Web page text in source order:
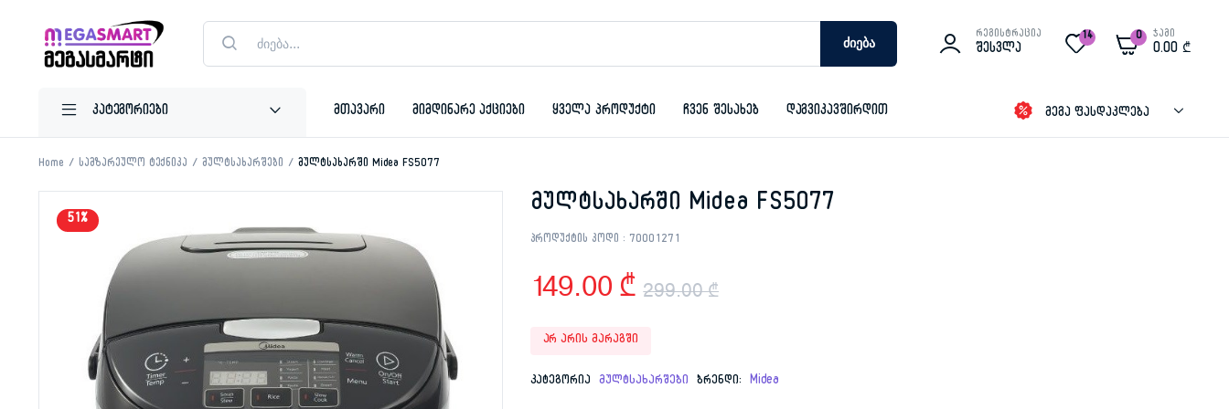
Products
search
Ძიება
რეგისტრაცია
Შესვლა
14 0 ჯამი
0.00₾
მთავარი მიმდინარე აქციები ყველა პროდუქტი ჩვენ შესახებ დაგვიკავშირდით მეგა ფასდაკლება
Home სამზარეულო ტექნიკა მულტსახარშები მულტსახარში Midea FS5077
51% მულტსახარში Midea FS5077
პროდუქტის კოდი : 70001271
299.00₾
price
149.00 ₾
price
არ არის მარაგში
კატეგორია მულტსახარშები ბრენდი: Midea